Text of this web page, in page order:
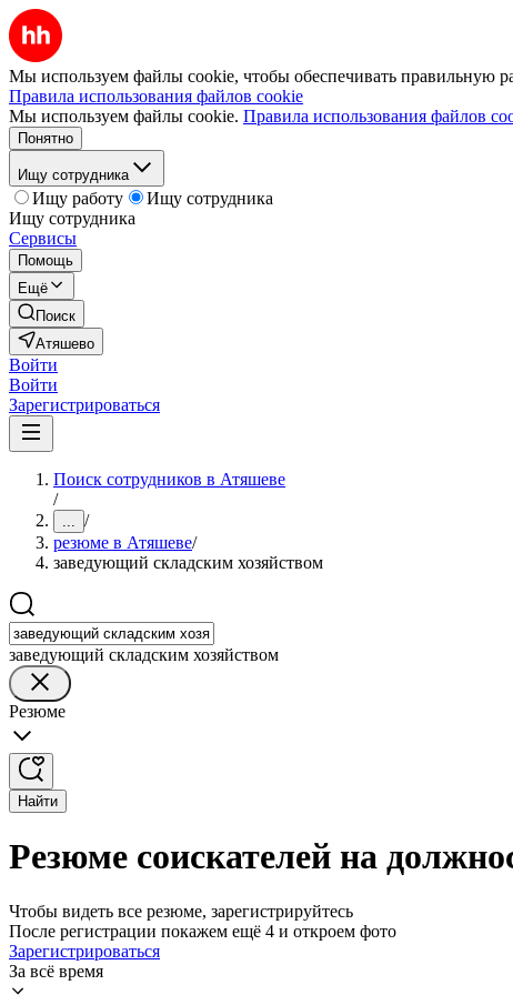
Мы используем файлы cookie, чтобы обеспечивать правильную
Правила использования файлов cookie
Мы используем файлы cookie. Правила использования файлов
Понятно
Ищу сотрудника
Ищу работу
Ищу сотрудника
Ищу сотрудника
Сервисы
Помощь
Ещё
Поиск
Атяшево
Войти
Войти
Зарегистрироваться
Поиск сотрудников в Атяшеве
/
... /
резюме в Атяшеве/
заведующий складским хозяйством
заведующий складским хозяйством
Резюме
Найти
Резюме соискателей на
Чтобы видеть все резюме, зарегистрируйтесь
После регистрации покажем ещё 4 и откроем фото
Зарегистрироваться
За всё время